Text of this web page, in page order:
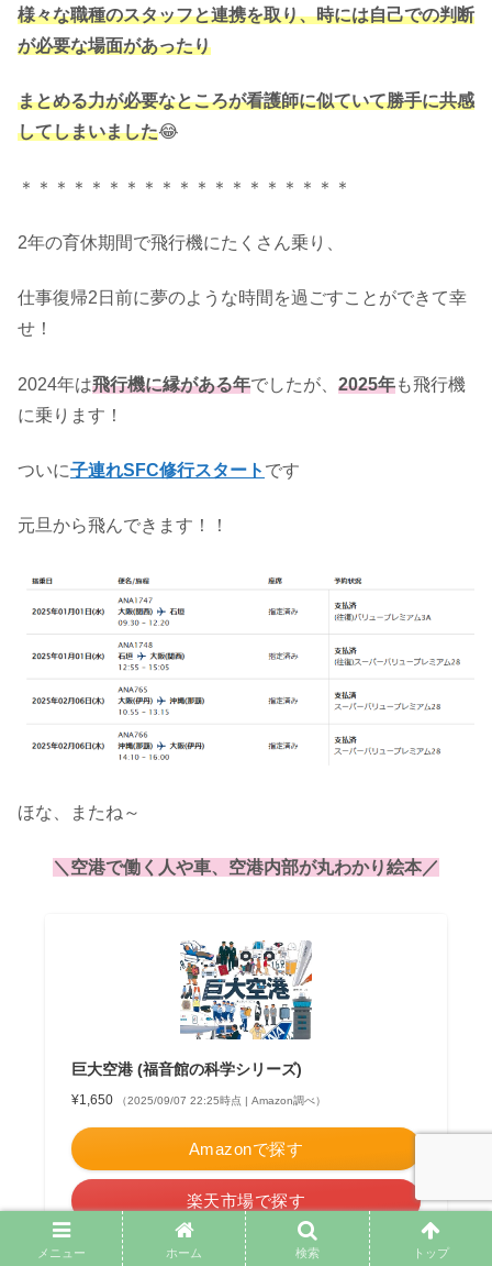
様々な職種のスタッフと連携を取り、時には自己での判断
が必要な場面があったり
まとめる力が必要なところが看護師に似ていて勝手に共感
してしまいました😂
＊＊＊＊＊＊＊＊＊＊＊＊＊＊＊＊＊＊＊
2年の育休期間で飛行機にたくさん乗り、
仕事復帰2日前に夢のような時間を過ごすことができて幸
せ！
2024年は飛行機に縁がある年でしたが、 2025年も飛行機
に乗ります！
ついに子連れSFC修行スタート です
元旦から飛んできます！！
ほな、またね～
＼空港で働く人や車、空港内部が丸わかり絵本／
巨大空港 (福音館の科学シリーズ)
¥1,650 （2025/09/07 22:25時点 | Amazon調べ）
Amazonで探す
楽天市場で探す
Yahooショッピングで探す
メニュー ホーム 検索 トップ